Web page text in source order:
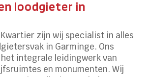
loodgieter in
zijn wij specialist in alles
in Garminge. Ons
integrale leidingwerk van
en monumenten. Wij